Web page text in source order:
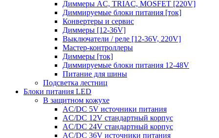
Диммеры AC, TRIAC, MOSFET [220V]
Диммируемые блоки питания [ток]
Конвертеры и сервис
Диммеры [12-36V]
Выключатели / реле [12-36V, 220V]
Мастер-контроллеры
Диммеры [ток]
Диммируемые блоки питания 12-48V
Питание для шины
Подсветка лестниц
Блоки питания LED
В защитном кожухе
AC/DC 5V источники питания
AC/DC 12V стандартный корпус
AC/DC 24V стандартный корпус
AC/DC 36V источники питания